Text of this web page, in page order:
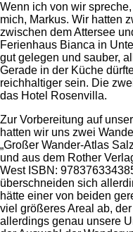
Wenn ich von wir
mich, Markus. Wir hatten
zwischen dem Attersee
Ferienhaus Bianca in
gut gelegen und sauber,
Gerade in der Küche
reichhaltiger sein. Die
das Hotel Rosenvilla.
Zur Vorbereitung auf
hatten wir uns zwei
„Großer Wander-Atlas
und aus dem Rother
West ISBN:
überschneiden sich
hätte einer von beiden
viel größeres Areal ab,
allerdings genau unsere